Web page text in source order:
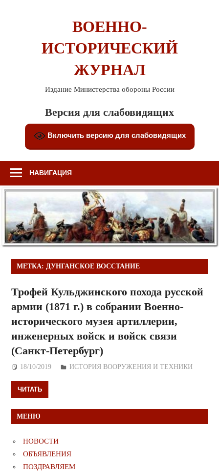
ВОЕННО-
ИСТОРИЧЕСКИЙ
ЖУРНАЛ
Издание Министерства обороны России
Версия для слабовидящих
Включить версию для слабовидящих
НАВИГАЦИЯ
МЕТКА: ДУНГАНСКОЕ ВОССТАНИЕ
Трофей Кульджинского похода русской
армии (1871 г.) в собрании Военно-
исторического музея артиллерии,
инженерных войск и войск связи
(Санкт-Петербург)
18/10/2019 Дежурный по Редакции
ИСТОРИЯ ВООРУЖЕНИЯ И ТЕХНИКИ
ЧИТАТЬ
МЕНЮ
НОВОСТИ
ОБЪЯВЛЕНИЯ
ПОЗДРАВЛЯЕМ